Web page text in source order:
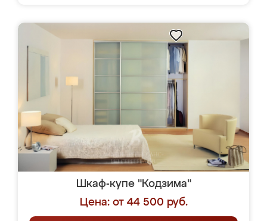
Шкаф-купе "Кодзима"
Цена: от 44 500 руб.